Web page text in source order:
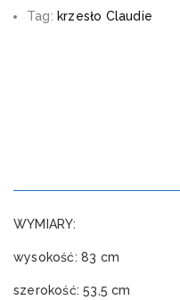
Tag: krzesło Claudie
WYMIARY:
wysokość: 83 cm
szerokość: 53,5 cm